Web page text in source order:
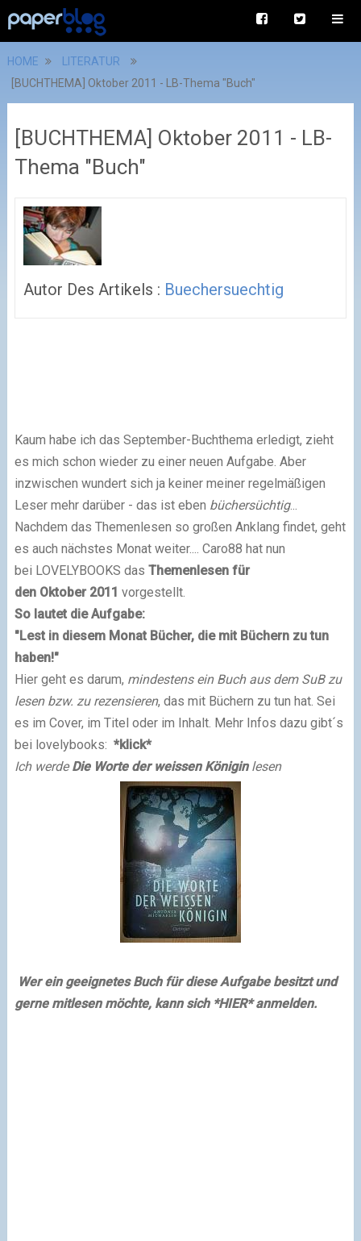
HOME
LITERATUR
[BUCHTHEMA] Oktober 2011 - LB-Thema "Buch"
[BUCHTHEMA] Oktober 2011 - LB-
Thema "Buch"
Autor Des Artikels : Buechersuechtig
Kaum habe ich das September-Buchthema erledigt, zieht
es mich schon wieder zu einer neuen Aufgabe. Aber
inzwischen wundert sich ja keiner meiner regelmäßigen
Leser mehr darüber - das ist eben büchersüchtig...
Nachdem das Themenlesen so großen Anklang findet, geht
es auch nächstes Monat weiter.... Caro88 hat nun
bei LOVELYBOOKS das Themenlesen für
den Oktober 2011 vorgestellt.
So lautet die Aufgabe:
"Lest in diesem Monat Bücher, die mit Büchern zu tun
haben!"
Hier geht es darum, mindestens ein Buch aus dem SuB zu
lesen bzw. zu rezensieren, das mit Büchern zu tun hat. Sei
es im Cover, im Titel oder im Inhalt. Mehr Infos dazu gibt´s
bei lovelybooks: *klick*
Ich werde Die Worte der weissen Königin lesen
Wer ein geeignetes Buch für diese Aufgabe besitzt und
gerne mitlesen möchte, kann sich *HIER*anmelden.